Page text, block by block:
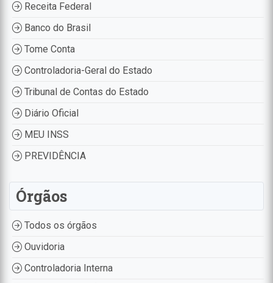
Receita Federal
Banco do Brasil
Tome Conta
Controladoria-Geral do Estado
Tribunal de Contas do Estado
Diário Oficial
MEU INSS
PREVIDÊNCIA
Órgãos
Todos os órgãos
Ouvidoria
Controladoria Interna